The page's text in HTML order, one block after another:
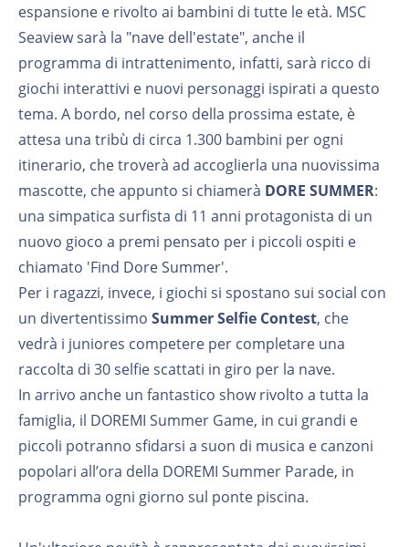
espansione e rivolto ai bambini di tutte le età. MSC
Seaview sarà la "nave dell'estate", anche il
programma di intrattenimento, infatti, sarà ricco di
giochi interattivi e nuovi personaggi ispirati a questo
tema. A bordo, nel corso della prossima estate, è
attesa una tribù di circa 1.300 bambini per ogni
itinerario, che troverà ad accoglierla una nuovissima
mascotte, che appunto si chiamerà DORE SUMMER:
una simpatica surfista di 11 anni protagonista di un
nuovo gioco a premi pensato per i piccoli ospiti e
chiamato 'Find Dore Summer'.
Per i ragazzi, invece, i giochi si spostano sui social con
un divertentissimo Summer Selfie Contest, che
vedrà i juniores competere per completare una
raccolta di 30 selfie scattati in giro per la nave.
In arrivo anche un fantastico show rivolto a tutta la
famiglia, il DOREMI Summer Game, in cui grandi e
piccoli potranno sfidarsi a suon di musica e canzoni
popolari all’ora della DOREMI Summer Parade, in
programma ogni giorno sul ponte piscina.